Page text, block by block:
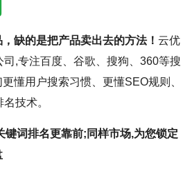
缺的是把产品卖出去的方法！ 云优
,专注百度、谷歌、搜狗、360等搜
懂用户搜索习惯、更懂SEO规则、
技术。
键词排名更靠前;同样市场,为您锁定